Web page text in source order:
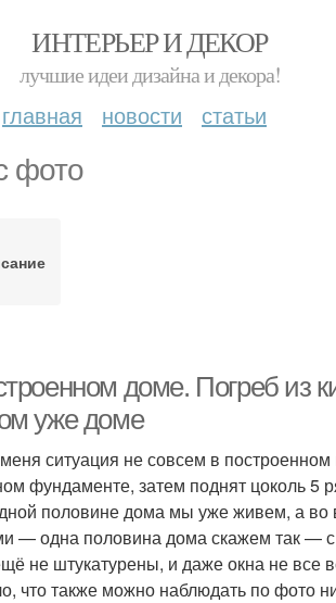
ИНТЕРЬЕР И ДЕКОР
лучшие идеи дизайна и декора!
главная новости статьи
фото
доме. Погреб из
уже доме
ситуация не совсем в
фундаменте, затем поднят цоколь 5
половине дома мы уже живем, а во
— одна половина дома скажем так — с
не штукатурены, и даже окна не все
что также можно наблюдать по фото